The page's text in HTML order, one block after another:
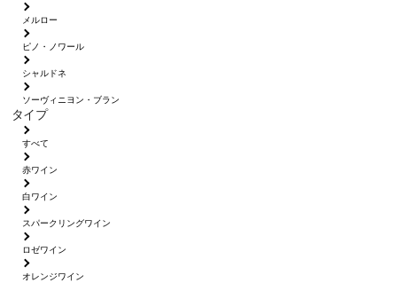
メルロー
ピノ・ノワール
シャルドネ
ソーヴィニヨン・ブラン
タイプ
すべて
赤ワイン
白ワイン
スパークリングワイン
ロゼワイン
オレンジワイン